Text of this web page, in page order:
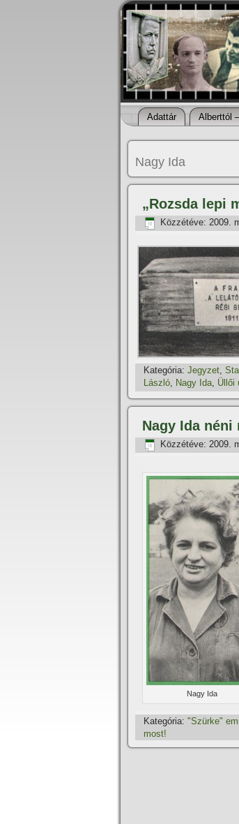
Adattár Alberttól
Nagy Ida
„Rozsda lepi
Közzétéve: 2009.
Kategória: Jegyzet,
László, Nagy Ida, Üllői
Nagy Ida
Közzétéve: 2009.
Nagy Ida
Kategória: "Szürke"
most!